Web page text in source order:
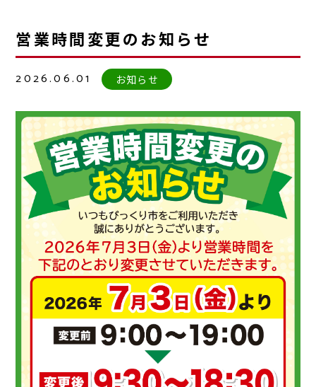
営業時間変更のお知らせ
2026.06.01 お知らせ